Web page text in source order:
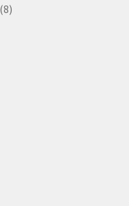
produktů
88